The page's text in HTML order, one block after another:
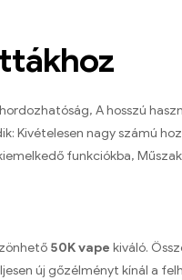
A hosszú
Kivételesen nagy számú
funkciókba,
50K vape kiváló.
új gőzélményt kínál a